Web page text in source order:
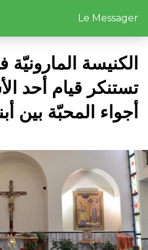
Le Messager
الكنيسة
تستنكر قيام أحد
أجواء المحبّة بين